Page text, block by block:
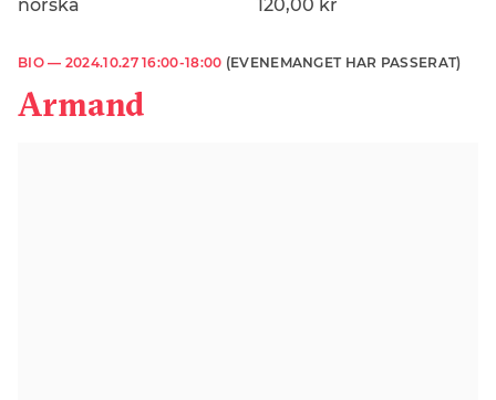
norska 120,00 kr
BIO — 2024.10.27 16:00-18:00 (EVENEMANGET HAR PASSERAT)
Armand